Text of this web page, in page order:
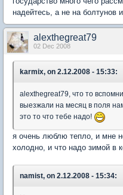
надейтесь, а не на болтунов
alexthegreat79
02 Dec 2008
karmix, on 2.12.2008 - 15:33:
alexthegreat79, что то
выезжали на месяц в поля
это то что тебе надо!
я очень люблю тепло, и мне
холодно, и что надо зимой в
namist, on 2.12.2008 - 15:34: